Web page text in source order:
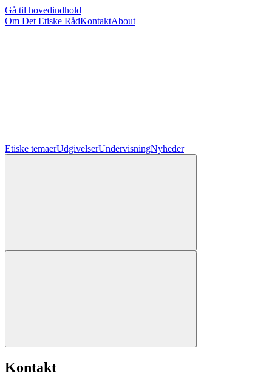
Gå til hovedindhold
Om Det Etiske RådKontaktAbout
Etiske temaerUdgivelserUndervisningNyheder
Kontakt